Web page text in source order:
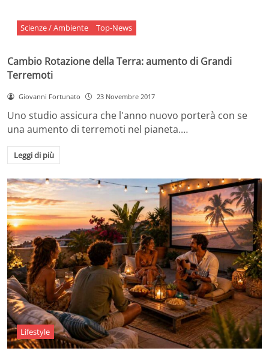
Scienze / Ambiente Top-News
Cambio Rotazione della Terra: aumento di Grandi
Terremoti
Giovanni Fortunato 23 Novembre 2017
Uno studio assicura che l'anno nuovo porterà con se
una aumento di terremoti nel pianeta.…
Leggi di più
Lifestyle